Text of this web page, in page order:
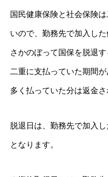
国民健康保険と社会保険
いので、勤務先で加入し
さかのぼって国保を脱退
二重に支払っていた期間
多く払っていた分は返金
脱退日は、勤務先で加入
となります。